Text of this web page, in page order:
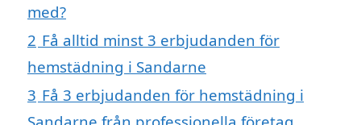
med?
2 Få alltid minst 3 erbjudanden för
hemstädning i Sandarne
3 Få 3 erbjudanden för hemstädning i